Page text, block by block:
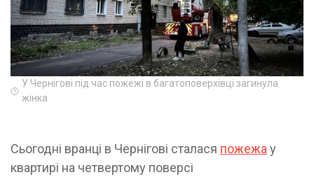
У Чернігові під час пожежі в багатоповерхівці загинула
жінка
Сьогодні вранці в Чернігові сталася пожежа у
квартирі на четвертому поверсі